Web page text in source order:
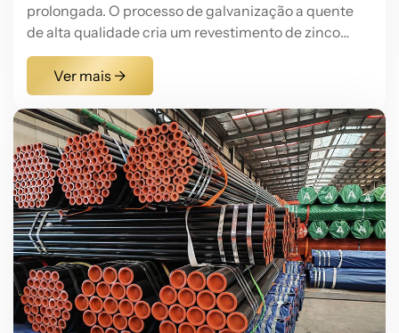
prolongada. O processo de galvanização a quente
de alta qualidade cria um revestimento de zinco
uniforme e aderente que atua como uma barreira
robusta contra ambientes agressivos, oferecendo
proteção física e eletroquímica. Fornecemos uma
ampla gama de tamanhos e espessuras para
atender às especificações precisas de cada projeto.
Ver mais →